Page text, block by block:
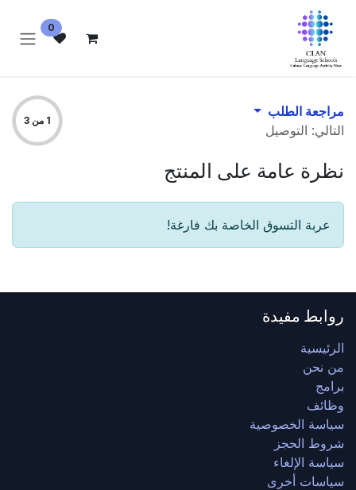
تخطي للذهاب إلى المحتوى
0
مراجعة الطلب
التالي: التوصيل
1 من 3
نظرة عامة على المنتج
عربة التسوق الخاصة بك فارغة!
روابط مفيدة
الرئيسية
من نحن
برامج
وظائف
سياسة الخصوصية
شروط الحجز
سياسة الإلغاء
سياسات أخرى